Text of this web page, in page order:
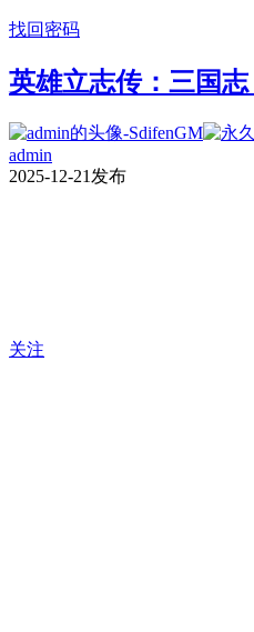
找回密码
英雄立志传：三国
admin
2025-12-21发布
关注